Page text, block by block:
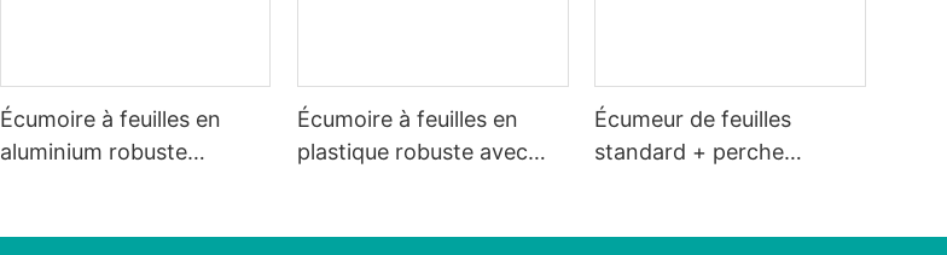
Écumoire à feuilles en
aluminium robuste
Écumoire à feuilles en
plastique robuste avec
Écumeur de feuilles
standard + perche